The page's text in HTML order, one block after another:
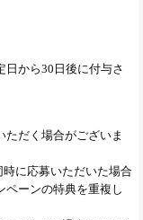
日から30日後に付与さ
ただく場合がございま
時に応募いただいた場合
ペーンの特典を重複し